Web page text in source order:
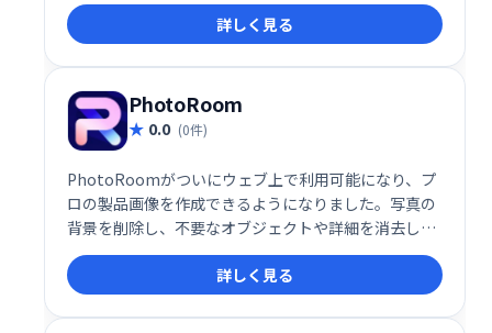
詳しく見る
PhotoRoom
0.0 (0件)
PhotoRoomがついにウェブ上で利用可能になり、プ
ロの製品画像を作成できるようになりました。写真の
背景を削除し、不要なオブジェクトや詳細を消去し、
プロの背景を選択します...このWebツールは、
PhotoRoomアプリと同じくらい簡単で直感的です。
詳しく見る